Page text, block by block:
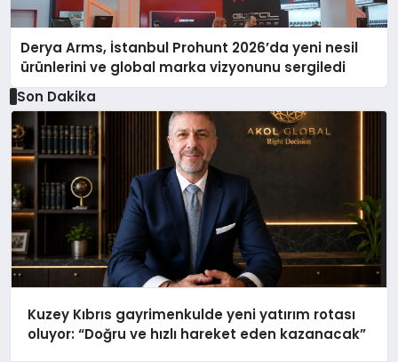
Derya Arms, İstanbul Prohunt 2026’da yeni nesil
ürünlerini ve global marka vizyonunu sergiledi
Son Dakika
Kuzey Kıbrıs gayrimenkulde yeni yatırım rotası
oluyor: “Doğru ve hızlı hareket eden kazanacak”